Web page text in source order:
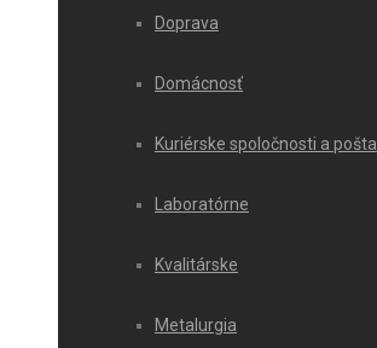
Doprava
Domácnosť
Kuriérske spoločnosti a pošta
Laboratórne
Kvalitárske
Metalurgia